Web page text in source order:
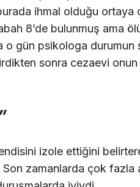
ihmal olduğu ortaya
8’de bulunmuş ama
o gün psikologa
sonra cezaevi
izole ettiğini
Son zamanlarda çok